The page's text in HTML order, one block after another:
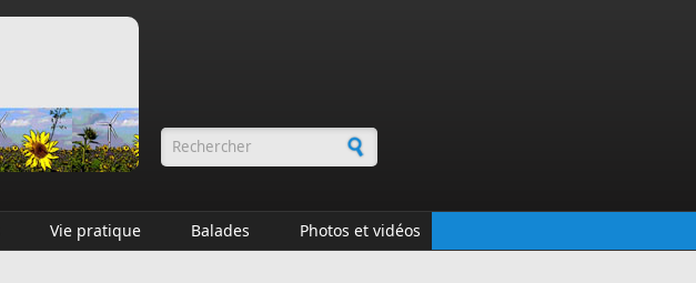
Formulaire de recherche
Vie pratique Balades Photos et vidéos